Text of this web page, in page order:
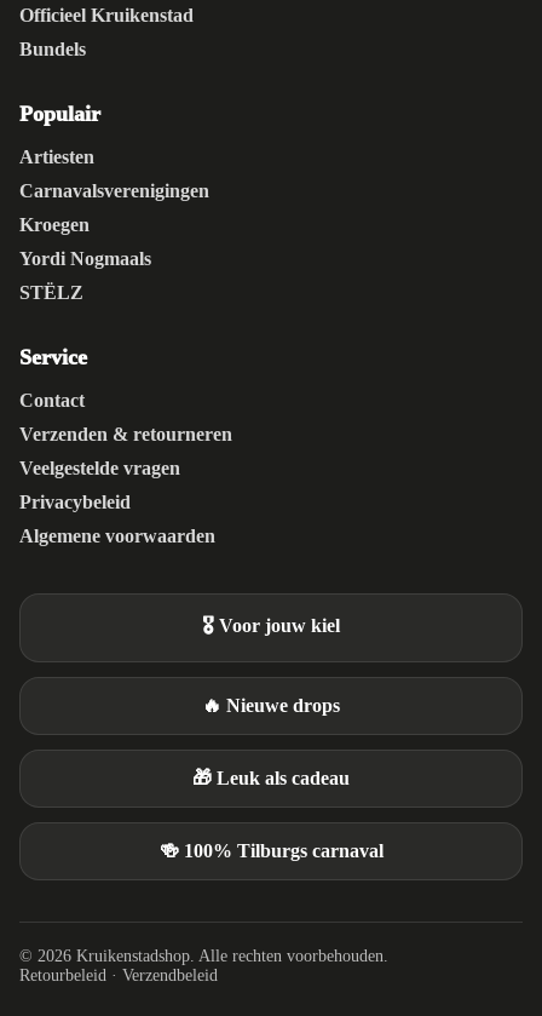
Officieel Kruikenstad
Bundels
Populair
Artiesten
Carnavalsverenigingen
Kroegen
Yordi Nogmaals
STËLZ
Service
Contact
Verzenden & retourneren
Veelgestelde vragen
Privacybeleid
Algemene voorwaarden
🎖️ Voor jouw kiel
🔥 Nieuwe drops
🎁 Leuk als cadeau
🍻 100% Tilburgs carnaval
© 2026 Kruikenstadshop. Alle rechten voorbehouden.
Retourbeleid · Verzendbeleid